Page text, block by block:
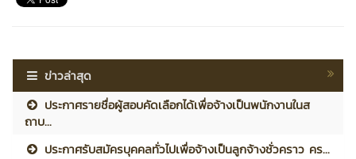
ข่าวล่าสุด
ประกาศรายชื่อผู้สอบคัดเลือกได้เพื่อจ้างเป็นพนักงานในส
ถาบ...
ประกาศรับสมัครบุคคลทั่วไปเพื่อจ้างเป็นลูกจ้างชั่วคราว คร...